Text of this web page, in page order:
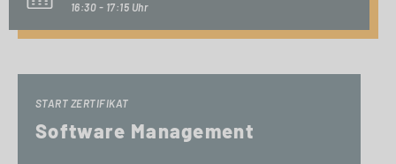
16:30 - 17:15 Uhr
START ZERTIFIKAT
Software Management